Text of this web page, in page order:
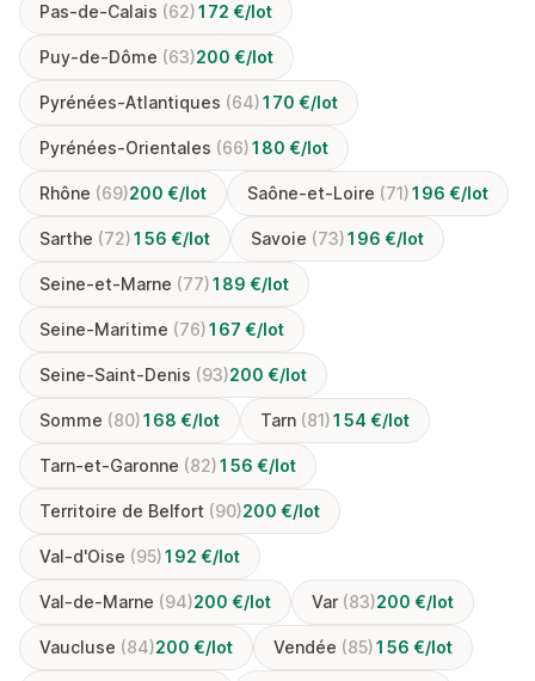
Pas-de-Calais (62)172 €/lot
Puy-de-Dôme (63)200 €/lot
Pyrénées-Atlantiques (64)170 €/lot
Pyrénées-Orientales (66)180 €/lot
Rhône (69)200 €/lot Saône-et-Loire (71)196 €/lot
Sarthe (72)156 €/lot Savoie (73)196 €/lot
Seine-et-Marne (77)189 €/lot
Seine-Maritime (76)167 €/lot
Seine-Saint-Denis (93)200 €/lot
Somme (80)168 €/lot Tarn (81)154 €/lot
Tarn-et-Garonne (82)156 €/lot
Territoire de Belfort (90)200 €/lot
Val-d'Oise (95)192 €/lot
Val-de-Marne (94)200 €/lot Var (83)200 €/lot
Vaucluse (84)200 €/lot Vendée (85)156 €/lot